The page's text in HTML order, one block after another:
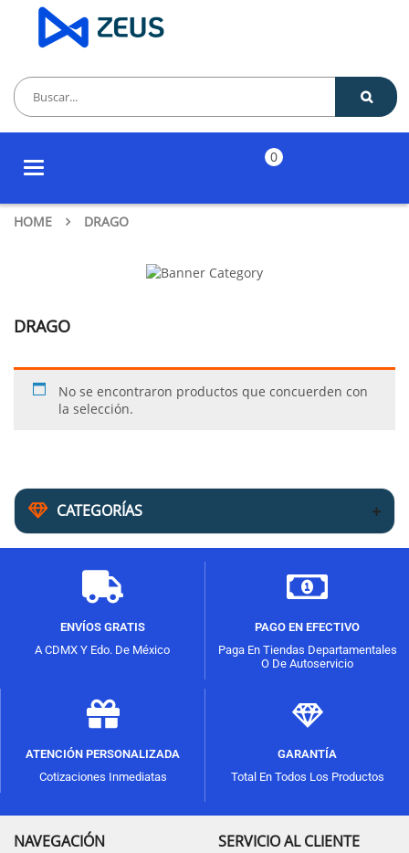
Toggle
0
HOME DRAGO
CATEGORÍAS
DRAGO
No se encontraron productos que concuerden con
la selección.
ENVÍOS GRATIS
A CDMX Y Edo. De México
PAGO EN EFECTIVO
Paga En Tiendas Departamentales
O De Autoservicio
ATENCIÓN PERSONALIZADA
Cotizaciones Inmediatas
GARANTÍA
Total En Todos Los Productos
NAVEGACIÓN SERVICIO AL CLIENTE